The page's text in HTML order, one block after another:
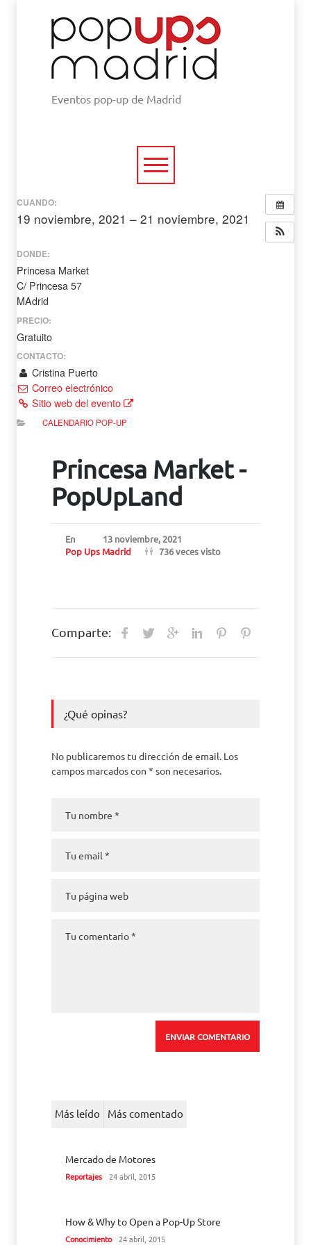
Eventos pop-up de Madrid
CUANDO:
19 noviembre, 2021 – 21 noviembre, 2021
DONDE:
Princesa Market
C/ Princesa 57
MAdrid
PRECIO:
Gratuito
CONTACTO:
Cristina Puerto
Correo electrónico
Sitio web del evento
CALENDARIO POP-UP
Princesa Market -
PopUpLand
En
13 noviembre, 2021
Pop Ups Madrid
736 veces visto
Comparte:
¿Qué opinas?
No publicaremos tu dirección de email. Los
campos marcados con * son necesarios.
Más leído Más comentado
Mercado de Motores
Reportajes 24 abril, 2015
How & Why to Open a Pop-Up Store
Conocimiento 24 abril, 2015